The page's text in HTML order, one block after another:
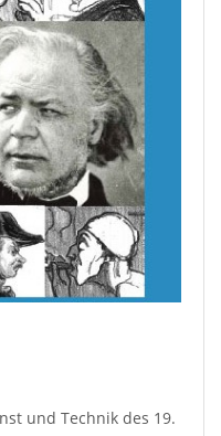
und Technik des 19.